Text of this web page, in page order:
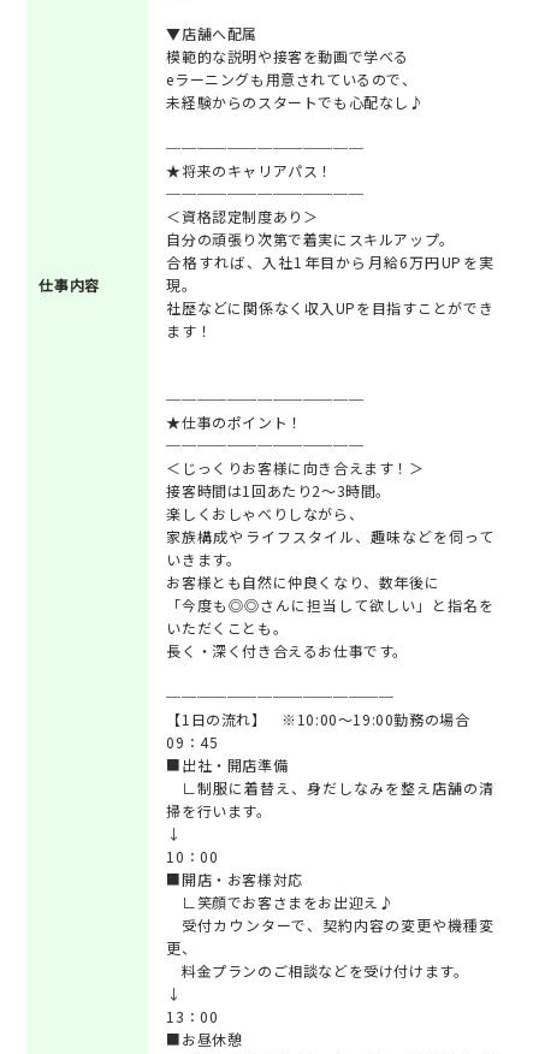
仕事内容
▼店舗へ配属
模範的な説明や接客を動画で学べる
eラーニングも用意されているので、
未経験からのスタートでも心配なし♪
─────────────
★将来のキャリアパス！
─────────────
＜資格認定制度あり＞
自分の頑張り次第で着実にスキルアップ。
合格すれば、入社1年目から月給6万円UPを実
現。
社歴などに関係なく収入UPを目指すことができ
ます！
─────────────
★仕事のポイント！
─────────────
＜じっくりお客様に向き合えます！＞
接客時間は1回あたり2～3時間。
楽しくおしゃべりしながら、
家族構成やライフスタイル、趣味などを伺って
いきます。
お客様とも自然に仲良くなり、数年後に
「今度も◎◎さんに担当して欲しい」と指名を
いただくことも。
長く・深く付き合えるお仕事です。
───────────────
【1日の流れ】 ※10:00～19:00勤務の場合
09：45
■出社・開店準備
∟制服に着替え、身だしなみを整え店舗の清
掃を行います。
↓
10：00
■開店・お客様対応
∟笑顔でお客さまをお出迎え♪
受付カウンターで、契約内容の変更や機種変
更、
料金プランのご相談などを受け付けます。
↓
13：00
■お昼休憩